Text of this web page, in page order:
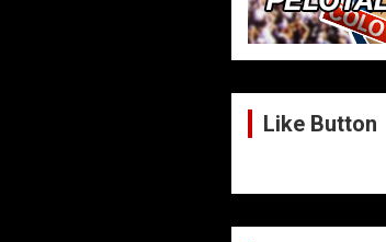
Like Button